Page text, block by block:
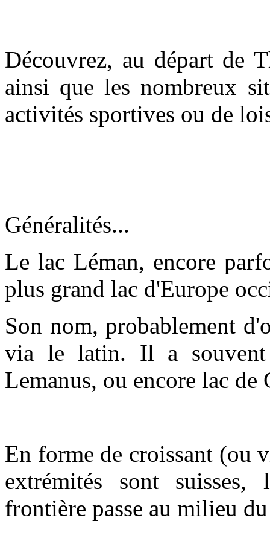
Découvrez, au départ de
ainsi que les nombreux
activités sportives ou de
Généralités...
Le lac Léman, encore
plus grand lac d'Europe
Son nom, probablement
via le latin. Il a
Lemanus, ou encore lac
En forme de croissant (ou
extrémités sont
frontière passe au milieu